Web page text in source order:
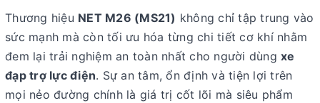
Thương hiệu NET M26 (MS21) không chỉ tập trung vào
sức mạnh mà còn tối ưu hóa từng chi tiết cơ khí nhằm
đem lại trải nghiệm an toàn nhất cho người dùng xe
đạp trợ lực điện. Sự an tâm, ổn định và tiện lợi trên
mọi nẻo đường chính là giá trị cốt lõi mà siêu phẩm